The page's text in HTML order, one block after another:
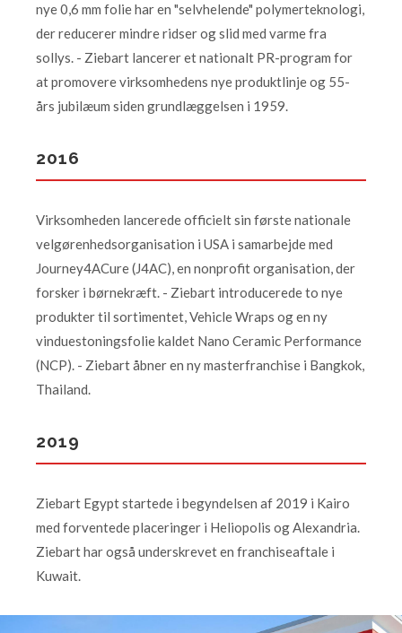
nye 0,6 mm folie har en "selvhelende" polymerteknologi,
der reducerer mindre ridser og slid med varme fra
sollys. - Ziebart lancerer et nationalt PR-program for
at promovere virksomhedens nye produktlinje og 55-
års jubilæum siden grundlæggelsen i 1959.
2016
Virksomheden lancerede officielt sin første nationale
velgørenhedsorganisation i USA i samarbejde med
Journey4ACure (J4AC), en nonprofit organisation, der
forsker i børnekræft. - Ziebart introducerede to nye
produkter til sortimentet, Vehicle Wraps og en ny
vinduestoningsfolie kaldet Nano Ceramic Performance
(NCP). - Ziebart åbner en ny masterfranchise i Bangkok,
Thailand.
2019
Ziebart Egypt startede i begyndelsen af 2019 i Kairo
med forventede placeringer i Heliopolis og Alexandria.
Ziebart har også underskrevet en franchiseaftale i
Kuwait.